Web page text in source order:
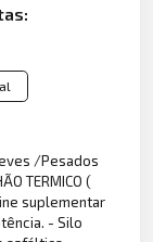
/Pesados
TERMICO (
suplementar
- Silo